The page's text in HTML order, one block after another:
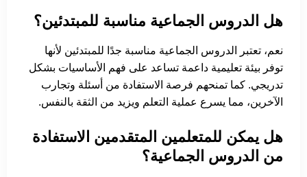
هل الدروس الجماعية مناسبة للمبتدئين؟
نعم، تعتبر الدروس الجماعية مناسبة جدًا للمبتدئين لأنها
توفر بيئة تعليمية داعمة تساعد على فهم الأساسيات بشكل
تدريجي. كما تمنحهم فرصة الاستفادة من أسئلة وتجارب
الآخرين، مما يسرع عملية التعلم ويزيد من الثقة بالنفس.
هل يمكن للمتعلمين المتقدمين الاستفادة
من الدروس الجماعية؟